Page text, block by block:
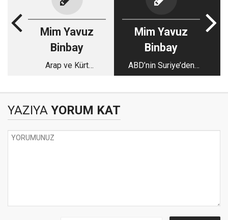
Mim Yavuz
Binbay
Arap ve Kürt
Mim Yavuz
Binbay
ABD’nin Suriye’den
çekilme senaryosu!
YAZIYA YORUM KAT